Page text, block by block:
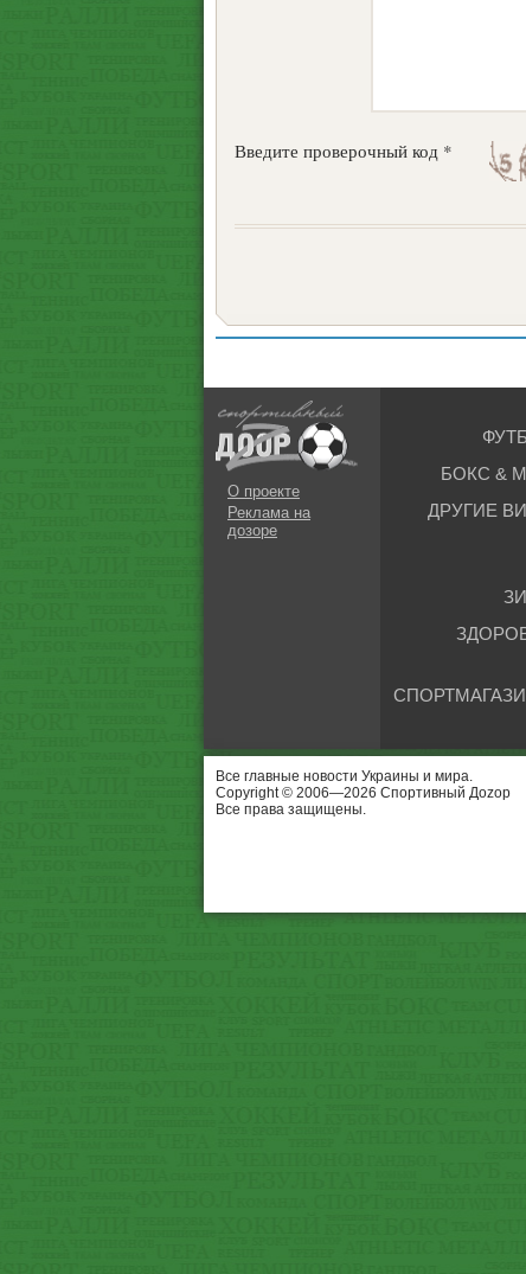
Введите проверочный код *
О проекте
Реклама на
дозоре
БОКС &
ДРУГИЕ
Все главные новости Украины и мира.
Copyright © 2006—2026 Спортивный Доzор
Все права защищены.